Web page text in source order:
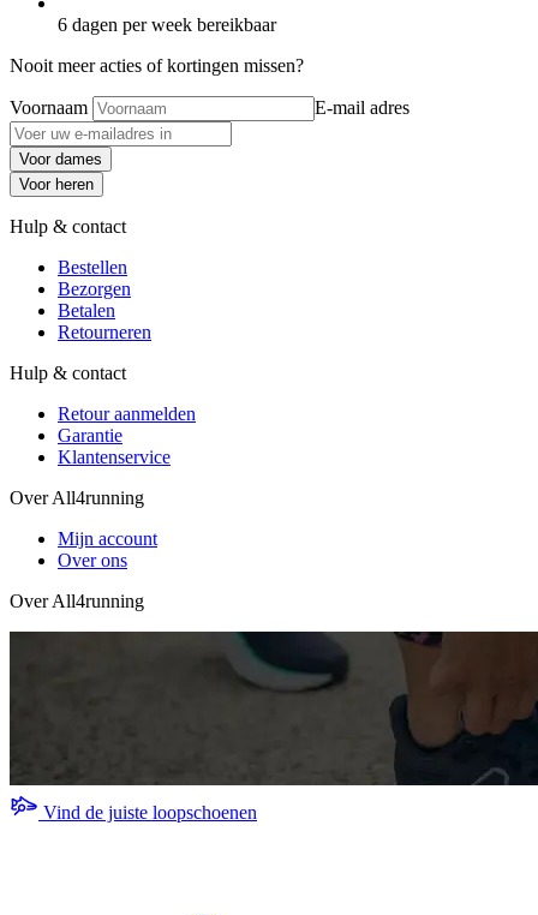
6 dagen per week bereikbaar
Nooit meer acties of kortingen missen?
Voornaam E-mail adres
Voor dames
Voor heren
Hulp & contact
Bestellen
Bezorgen
Betalen
Retourneren
Hulp & contact
Retour aanmelden
Garantie
Klantenservice
Over All4running
Mijn account
Over ons
Over All4running
Vind de juiste loopschoenen